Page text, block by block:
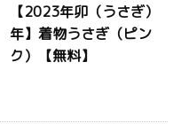
【2023年卯（うさぎ）
年】着物うさぎ（ピン
ク）【無料】